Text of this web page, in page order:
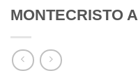
MONTECRISTO A